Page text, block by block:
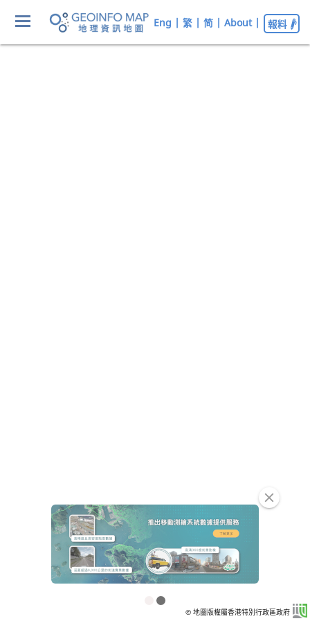
Eng | 繁 | 简 | About | 報料
© 地圖版權屬香港特別行政區政府
clear